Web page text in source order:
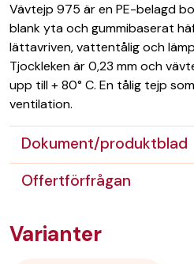
Vävtejp 975 är en PE-belagd
blank yta och gummibaserat
lättavriven, vattentålig och
Tjockleken är 0,23 mm och
upp till + 80° C. En tålig tejp
ventilation.
Dokument/produktblad
Offertförfrågan
Varianter